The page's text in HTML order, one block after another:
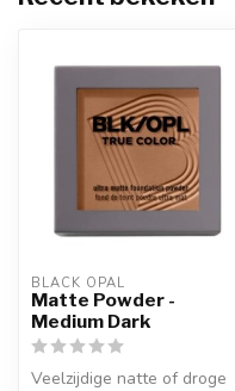
BLACK OPAL
Matte Powder -
Medium Dark
Veelzijdige natte of droge